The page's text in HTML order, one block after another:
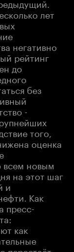
лет
негативно
рейтинг
до
без
-
того,
оценка
всем новым
на этот шаг
и
Как
пресс-
как